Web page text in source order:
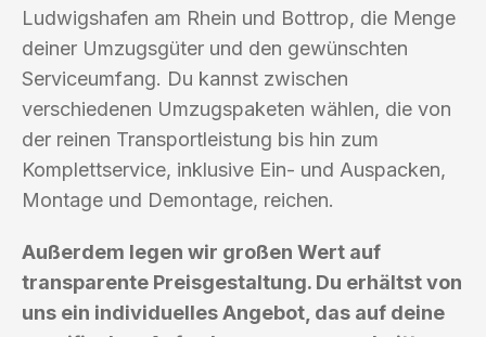
Ludwigshafen am Rhein und Bottrop, die Menge
deiner Umzugsgüter und den gewünschten
Serviceumfang. Du kannst zwischen
verschiedenen Umzugspaketen wählen, die von
der reinen Transportleistung bis hin zum
Komplettservice, inklusive Ein- und Auspacken,
Montage und Demontage, reichen.
Außerdem legen wir großen Wert auf
transparente Preisgestaltung. Du erhältst von
uns ein individuelles Angebot, das auf deine